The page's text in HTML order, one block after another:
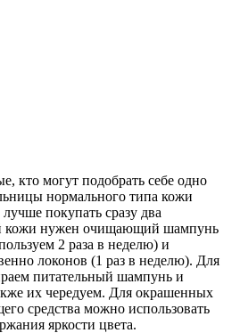
кто могут подобрать себе одно
нормального типа кожи
покупать сразу два
кожи нужен очищающий шампунь
2 раза в неделю) и
локонов (1 раз в неделю). Для
питательный шампунь и
их чередуем. Для окрашенных
средства можно использовать
яркости цвета.